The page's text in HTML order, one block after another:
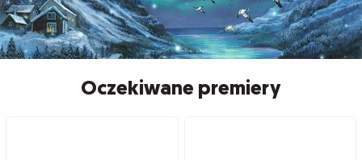
Oczekiwane premiery